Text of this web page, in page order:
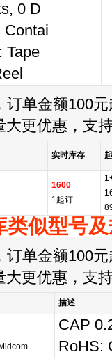
0 D
Contai
Tape
单金额100元
更优惠，支
实时库存
1600
1起订
类似型号
单金额100元
更优惠，支
描述
CAP
RoHS: